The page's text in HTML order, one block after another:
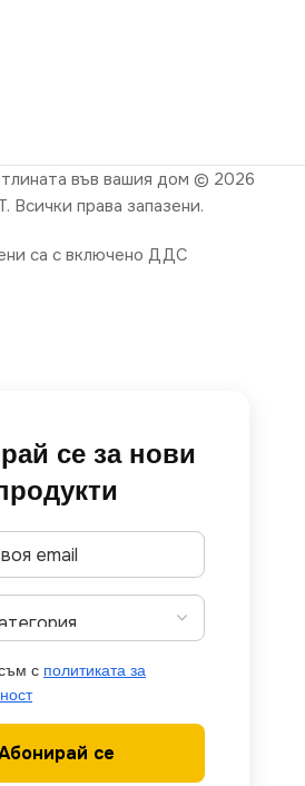
във вашия дом © 2026
Всички права запазени.
са с включено ДДС
се за нови
с политиката за
се